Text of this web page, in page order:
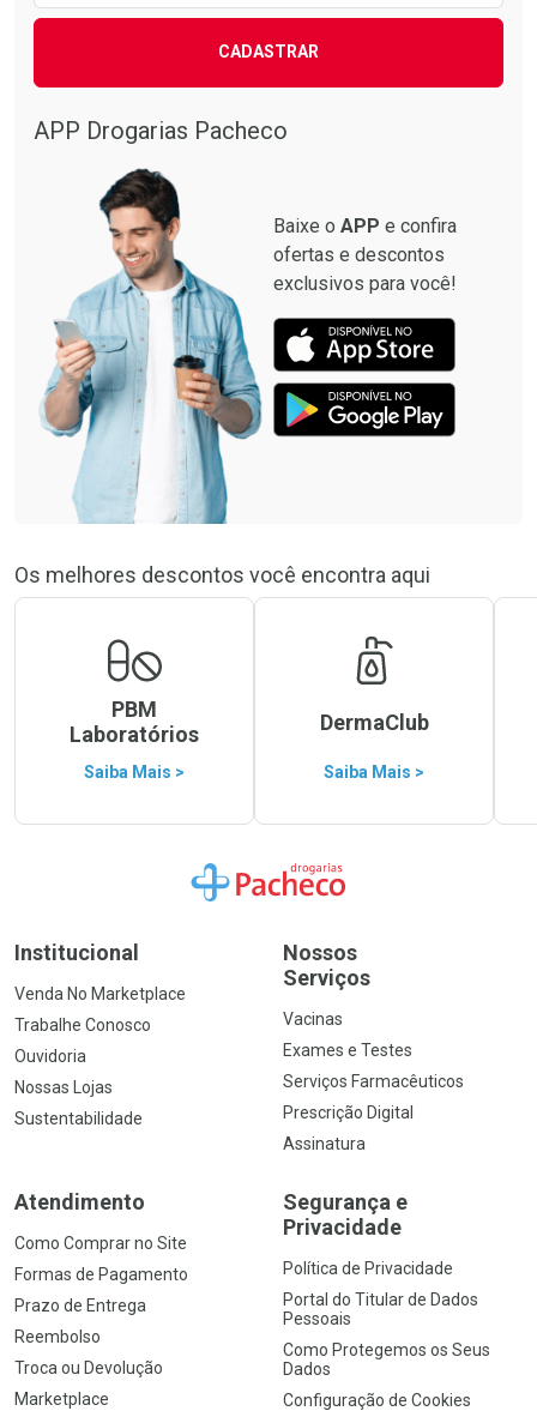
CADASTRAR
APP Drogarias Pacheco
Baixe o APP e confira
ofertas e descontos
exclusivos para você!
Os melhores descontos você encontra aqui
PBM
Laboratórios
Saiba Mais >
DermaClub
Saiba Mais >
Ir para a Home
Institucional
Venda No Marketplace
Trabalhe Conosco
Ouvidoria
Nossas Lojas
Sustentabilidade
Nossos
Serviços
Vacinas
Exames e Testes
Serviços Farmacêuticos
Prescrição Digital
Assinatura
Atendimento
Como Comprar no Site
Formas de Pagamento
Prazo de Entrega
Reembolso
Troca ou Devolução
Marketplace
Segurança e
Privacidade
Política de Privacidade
Portal do Titular de Dados
Pessoais
Como Protegemos os Seus
Dados
Configuração de Cookies